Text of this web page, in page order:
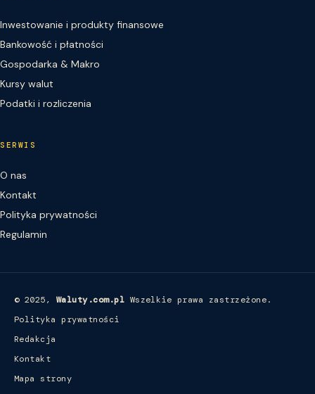
Inwestowanie i produkty finansowe
Bankowość i płatności
Gospodarka & Makro
Kursy walut
Podatki i rozliczenia
SERWIS
O nas
Kontakt
Polityka prywatności
Regulamin
© 2025, Waluty.com.pl Wszelkie prawa zastrzeżone.
Polityka prywatności
Redakcja
Kontakt
Mapa strony